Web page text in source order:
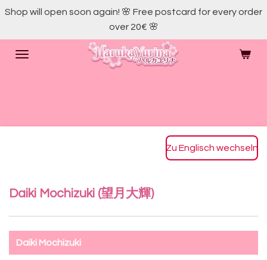
Skip
main
content
Shop will open soon again! 🌸 Free postcard for every order
over 20€ 🌸
Zu Englisch wechseln
Daiki Mochizuki (望月 大輝)
Daiki Mochizuki